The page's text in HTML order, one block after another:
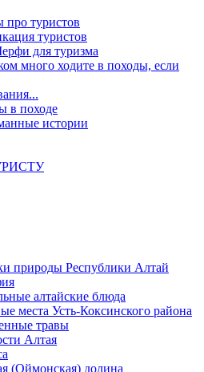
про туристов
туристов
для туризма
много ходите в походы, если
в походе
истории
природы Республики Алтай
алтайские блюда
места Усть-Коксинского района
травы
Алтая
(Оймонская) долина